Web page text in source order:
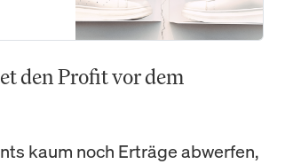
den Profit vor dem
kaum noch Erträge abwerfen,